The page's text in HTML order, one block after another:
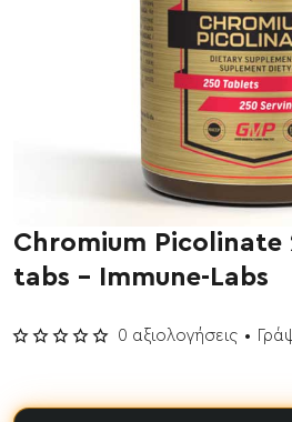
Chromium Picolinate
tabs - Immune-Labs
0 αξιολογήσεις •